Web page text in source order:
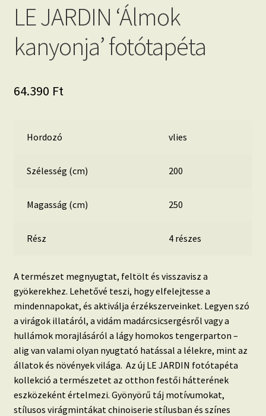
LE JARDIN ‘Álmok
kanyonja’ fotótapéta
64.390 Ft
Hordozó vlies
Szélesség (cm) 200
Magasság (cm) 250
Rész 4 részes
A természet megnyugtat, feltölt és visszavisz a
gyökerekhez. Lehetővé teszi, hogy elfelejtesse a
mindennapokat, és aktiválja érzékszerveinket. Legyen szó
a virágok illatáról, a vidám madárcsicsergésről vagy a
hullámok morajlásáról a lágy homokos tengerparton –
alig van valami olyan nyugtató hatással a lélekre, mint az
állatok és növények világa. Az új LE JARDIN fotótapéta
kollekció a természetet az otthon festői hátterének
eszközeként értelmezi. Gyönyörű táj motívumokat,
stílusos virágmintákat chinoiserie stílusban és színes